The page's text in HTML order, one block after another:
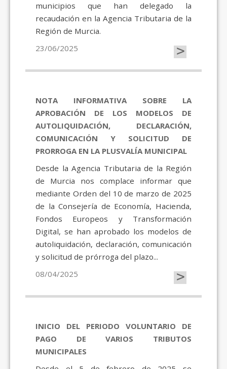
municipios que han delegado la
recaudación en la Agencia Tributaria de la
Región de Murcia.
23/06/2025
>
NOTA INFORMATIVA SOBRE LA
APROBACIÓN DE LOS MODELOS DE
AUTOLIQUIDACIÓN, DECLARACIÓN,
COMUNICACIÓN Y SOLICITUD DE
PRORROGA EN LA PLUSVALÍA MUNICIPAL
Desde la Agencia Tributaria de la Región
de Murcia nos complace informar que
mediante Orden del 10 de marzo de 2025
de la Consejería de Economía, Hacienda,
Fondos Europeos y Transformación
Digital, se han aprobado los modelos de
autoliquidación, declaración, comunicación
y solicitud de prórroga del plazo...
08/04/2025
>
INICIO DEL PERIODO VOLUNTARIO DE
PAGO DE VARIOS TRIBUTOS
MUNICIPALES